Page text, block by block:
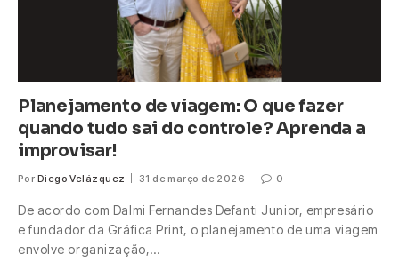
Planejamento de viagem: O que fazer
quando tudo sai do controle? Aprenda a
improvisar!
Por Diego Velázquez 31 de março de 2026 0
De acordo com Dalmi Fernandes Defanti Junior, empresário
e fundador da Gráfica Print, o planejamento de uma viagem
envolve organização,…